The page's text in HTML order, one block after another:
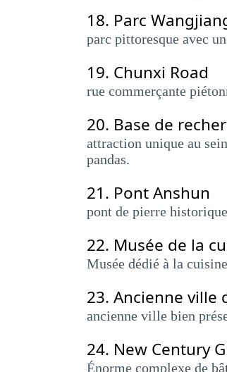
18. Parc
parc pittoresque avec
19. Chunxi Road
rue commerçante
20. Base de
attraction unique au
pandas.
21. Pont Anshun
pont de pierre
22. Musée de la
Musée dédié à la
23. Ancienne ville
ancienne ville bien
24. New Century
Énorme complexe de